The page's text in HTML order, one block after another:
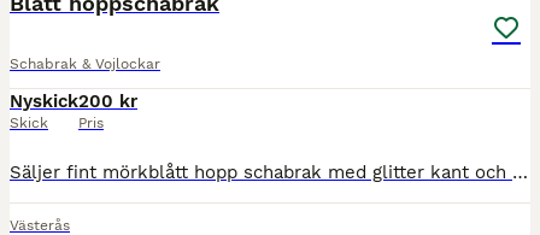
Schabrak & Vojlockar
Nyskick
Skick
200 kr
Pris
Säljer fint mörkblått hopp schabrak med glitter kant och detaljer. Passar även ponny! Använt en gång men i super fint skick.
Västerås